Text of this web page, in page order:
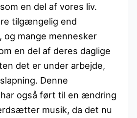
en del af vores liv.
tilgængelig end
og mange mennesker
en del af deres daglige
det er under arbejde,
Denne
også ført til en ændring
musik, da det nu